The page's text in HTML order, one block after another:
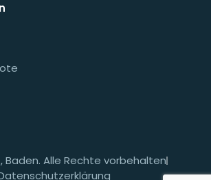
Baden. Alle Rechte vorbehalten